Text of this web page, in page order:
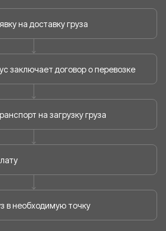
на доставку груза
заключает договор о перевозке
на загрузку груза
в необходимую точку